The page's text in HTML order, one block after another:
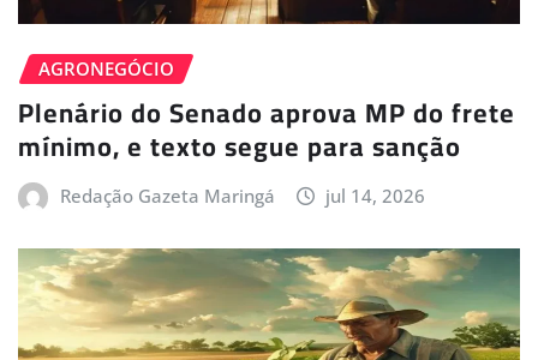
AGRONEGÓCIO
Plenário do Senado aprova MP do frete
mínimo, e texto segue para sanção
Redação Gazeta Maringá jul 14, 2026